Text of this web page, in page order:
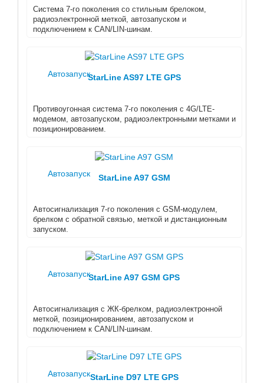
Система 7-го поколения со стильным брелоком,
радиоэлектронной меткой, автозапуском и
подключением к CAN/LIN-шинам.
АвтозапускStarLine AS97 LTE GPS
Противоугонная система 7-го поколения с 4G/LTE-
модемом, автозапуском, радиоэлектронными метками и
позиционированием.
Автозапуск StarLine A97 GSM
Автосигнализация 7-го поколения с GSM-модулем,
брелком с обратной связью, меткой и дистанционным
запуском.
АвтозапускStarLine A97 GSM GPS
Автосигнализация с ЖК-брелком, радиоэлектронной
меткой, позиционированием, автозапуском и
подключением к CAN/LIN-шинам.
АвтозапускStarLine D97 LTE GPS